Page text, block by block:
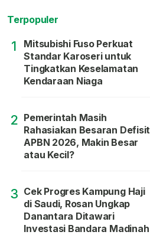
Terpopuler
1
Mitsubishi Fuso Perkuat
Standar Karoseri untuk
Tingkatkan Keselamatan
Kendaraan Niaga
2 Pemerintah Masih
Rahasiakan Besaran Defisit
APBN 2026, Makin Besar
atau Kecil?
3 Cek Progres Kampung Haji
di Saudi, Rosan Ungkap
Danantara Ditawari
Investasi Bandara Madinah